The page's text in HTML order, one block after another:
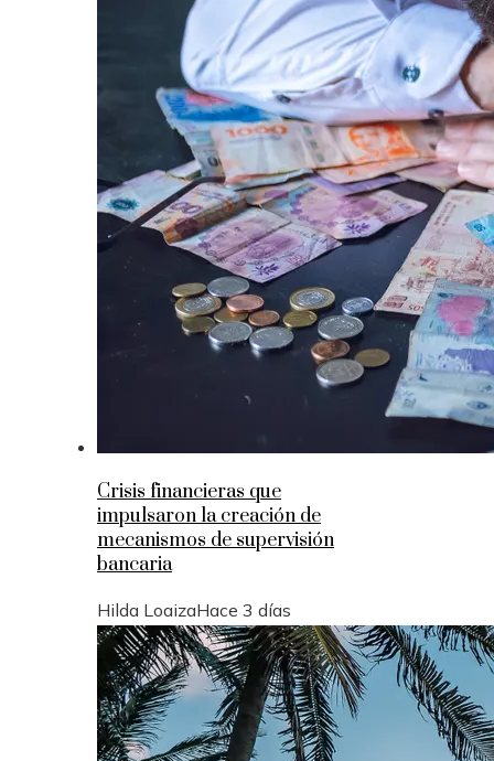
Crisis financieras que
impulsaron la creación de
mecanismos de supervisión
bancaria
Hilda LoaizaHace 3 días